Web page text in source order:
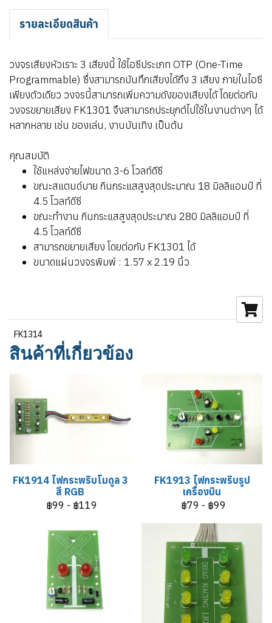
รายละเอียดสินค้า
วงจรเสียงหัวเราะ 3 เสียงนี้ ใช้ไอซีประเภท OTP (One-Time
Programmable) ซึ่งสามารถบันทึกเสียงได้ถึง 3 เสียง ภายในไอซี
เพียงตัวเดียว วงจรนี้สามารถเพิ่มความดังของเสียงได้ โดยต่อกับ
วงจรขยายเสียง FK1301 จึงสามารถประยุกต์ไปใช้ในงานต่างๆ ได้
หลากหลาย เช่น ของเล่น, งานบันเทิง เป็นต้น
คุณสมบัติ
ใช้แหล่งจ่ายไฟขนาด 3-6 โวลท์ดีซี
ขณะสแตนด์บาย กินกระแสสูงสุดประมาณ 18 มิลลิแอมป์ ที่
4.5 โวลท์ดีซี
ขณะทำงาน กินกระแสสูงสุดประมาณ 280 มิลลิแอมป์ ที่
4.5 โวลท์ดีซี
สามารถขยายเสียง โดยต่อกับ FK1301 ได้
ขนาดแผ่นวงจรพิมพ์ : 1.57 x 2.19 นิ้ว
FK1314
สินค้าที่เกี่ยวข้อง
FK1914 ไฟกระพริบโมดูล 3
สี RGB
฿99 - ฿119
FK1913 ไฟกระพริบรูป
เครื่องบิน
฿79 - ฿99